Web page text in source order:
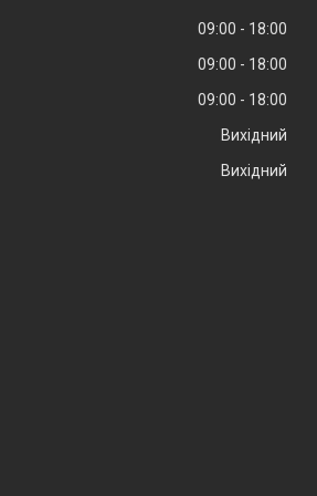
09:00
18:00
09:00
18:00
09:00
18:00
Вихідний
Вихідний